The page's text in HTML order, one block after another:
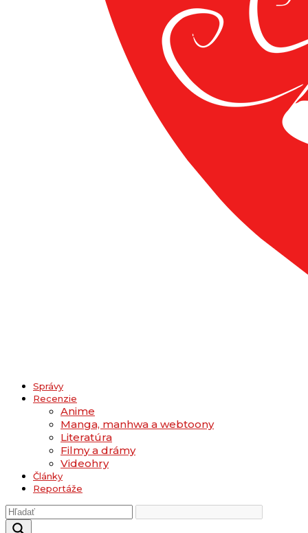
Správy
Recenzie
Anime
Manga, manhwa a webtoony
Literatúra
Filmy a drámy
Videohry
Články
Reportáže